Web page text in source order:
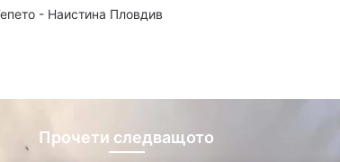
- Наистина Пловдив
Прочети следващото